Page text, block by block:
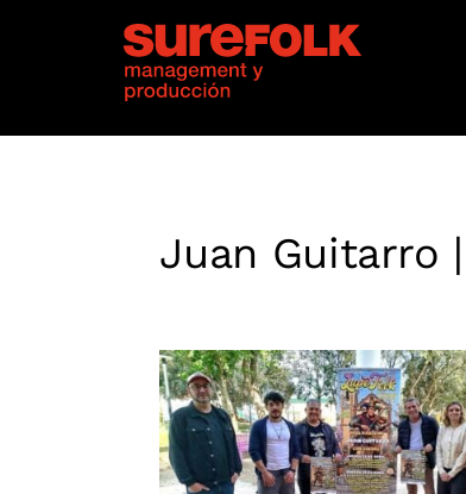
Juan Guitarro